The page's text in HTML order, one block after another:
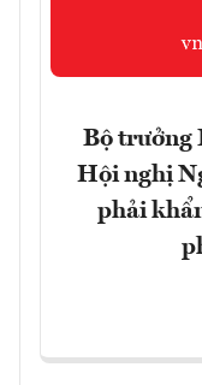
Bộ trưởng
Hội nghị
phải